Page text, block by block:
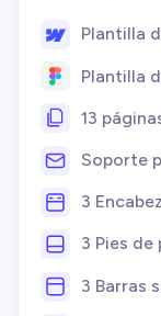
Plantilla
Plantilla
13
Soporte
3
3 Pies de
3 Barras